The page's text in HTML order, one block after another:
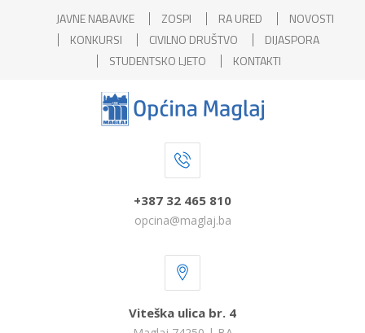
JAVNE NABAVKE ZOSPI RA URED
NOVOSTI
KONKURSI
CIVILNO DRUŠTVO
DIJASPORA
STUDENTSKO LJETO
KONTAKTI
+387 32 465 810
opcina@maglaj.ba
Viteška ulica br. 4